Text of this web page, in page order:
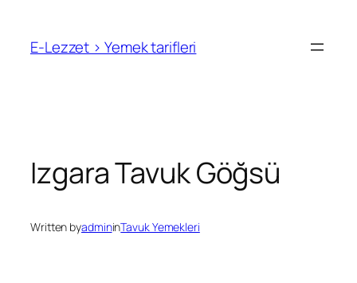
E-Lezzet › Yemek tarifleri
Izgara Tavuk Göğsü
Written byadmininTavuk Yemekleri